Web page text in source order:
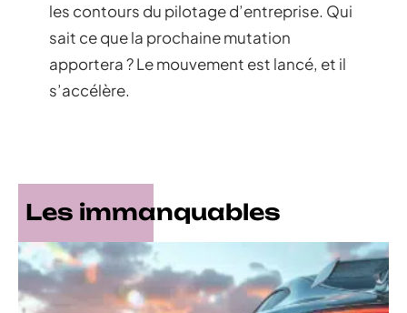
les contours du pilotage d’entreprise. Qui
sait ce que la prochaine mutation
apportera ? Le mouvement est lancé, et il
s’accélère.
Les immanquables